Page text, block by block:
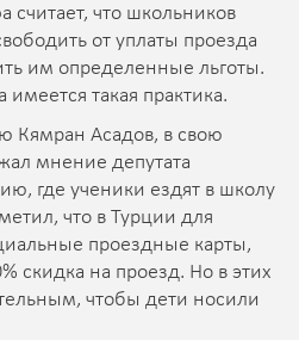
считает, что школьников
от уплаты проезда
им определенные льготы.
такая практика.
Кямран Асадов, в свою
мнение депутата
где ученики ездят в школу
что в Турции для
проездные карты,
скидка на проезд. Но в этих
чтобы дети носили